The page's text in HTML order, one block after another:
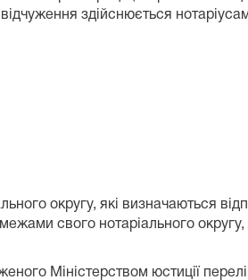
здійснюється
округу, які визначаються
свого нотаріального округу,
Міністерством юстиції